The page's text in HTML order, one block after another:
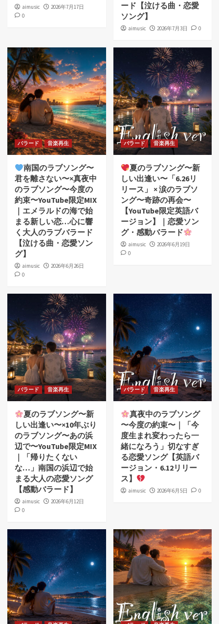
aimusic
2026年7月17日
0
ード【泣ける曲・恋愛
ソング】
aimusic 2026年7月3日 0
バラード 音楽再生
南国のラブソング〜
君を離さない〜×真夜中
のラブソング〜今度の
約束〜YouTube限定MIX
｜エメラルドの海で始
まる新しい恋…心に響
く大人のラブバラード
【泣ける曲・恋愛ソン
グ】
aimusic
2026年6月26日
0
バラード 音楽再生
夏のラブソング〜新
しい出逢い〜「6.26リ
リース」 × 涙のラブソ
ング〜奇跡の再会〜
【YouTube限定英語バ
ージョン】｜恋愛ソン
グ・感動バラード
aimusic
2026年6月19日
0
バラード 音楽再生
夏のラブソング〜新
しい出逢い〜×10年ぶり
のラブソング〜あの浜
辺で〜YouTube限定MIX
｜「帰りたくない
な…」南国の浜辺で始
まる大人の恋愛ソング
【感動バラード】
aimusic
2026年6月12日
0
バラード 音楽再生
真夜中のラブソング
〜今度の約束〜｜「今
度生まれ変わったら一
緒になろう」切なすぎ
る恋愛ソング【英語バ
ージョン・6.12リリー
ス】
aimusic 2026年6月5日 0